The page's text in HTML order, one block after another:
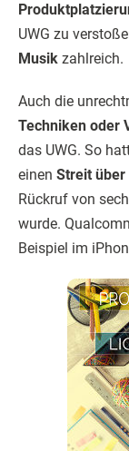
UWG zu
Musik zahlreich.
Auch die
Techniken oder
das UWG. So
einen Streit
Rückruf von
wurde.
Beispiel im